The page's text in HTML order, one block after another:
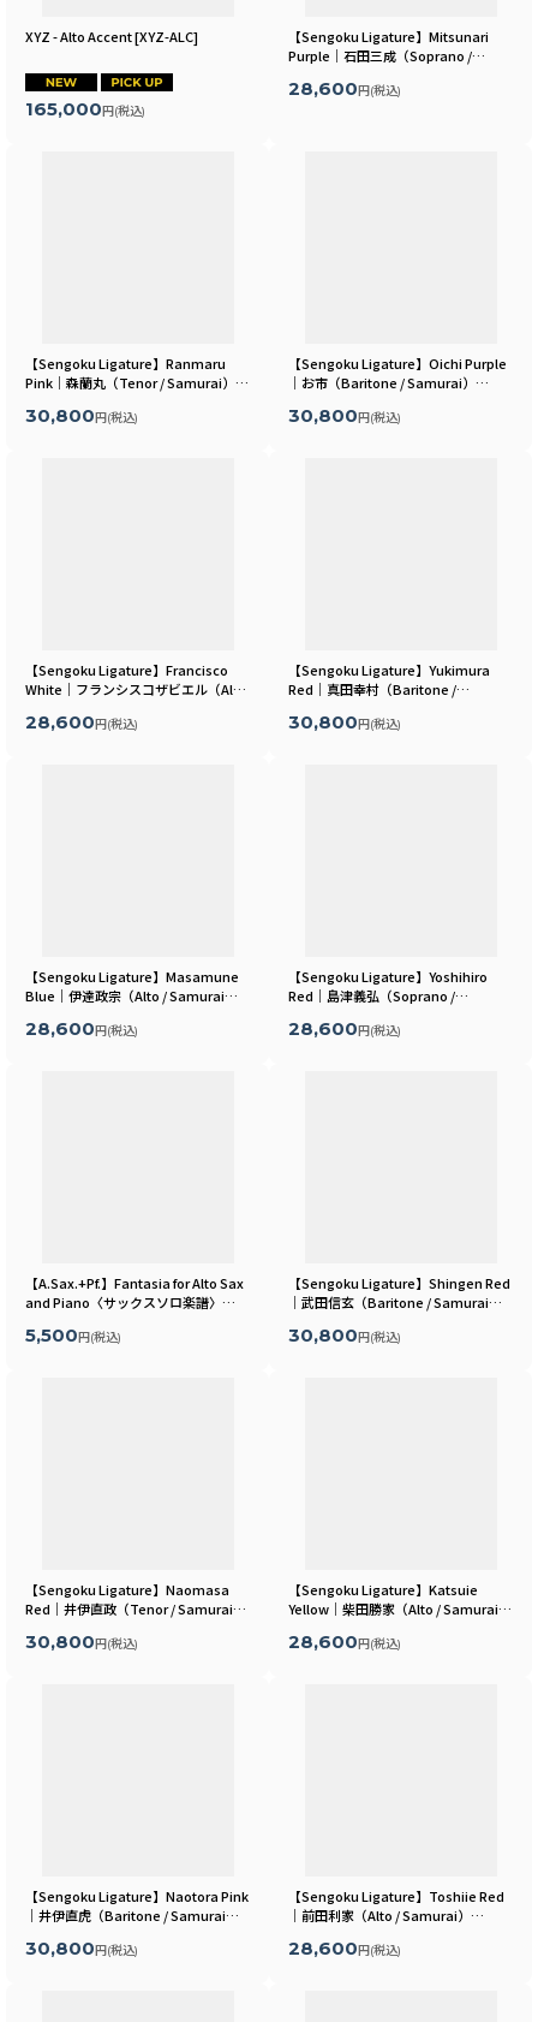
XYZ - Alto Accent[XYZ-ALC]
165,000円(税込)
【Sengoku Ligature】Mitsunari
Purple｜石田三成（Soprano /
28,600 円 (税込)
【Sengoku Ligature】Ranmaru
Pink｜森蘭丸（Tenor / Samurai）
30,800円(税込)
【Sengoku Ligature】Oichi Purple
｜お市（Baritone / Samurai）
30,800円(税込)
【Sengoku Ligature】Francisco
White｜フランシスコザビエル（Alto
28,600円(税込)
【Sengoku Ligature】Yukimura
Red｜真田幸村（Baritone /
30,800円(税込)
【Sengoku Ligature】Masamune
Blue｜伊達政宗（Alto / Samurai）
28,600円(税込)
【Sengoku Ligature】Yoshihiro
Red｜島津義弘（Soprano /
28,600円(税込)
【A.Sax.+Pf.】Fantasia for Alto Sax
and Piano〈サックスソロ楽譜〉
5,500円(税込)
【Sengoku Ligature】Shingen Red
｜武田信玄（Baritone / Samurai）
30,800円(税込)
【Sengoku Ligature】Naomasa
Red｜井伊直政（Tenor / Samurai）
30,800円(税込)
【Sengoku Ligature】Katsuie
Yellow｜柴田勝家（Alto / Samurai）
28,600円(税込)
【Sengoku Ligature】Naotora Pink
｜井伊直虎（Baritone / Samurai）
30,800円(税込)
【Sengoku Ligature】Toshiie Red
｜前田利家（Alto / Samurai）
28,600円(税込)